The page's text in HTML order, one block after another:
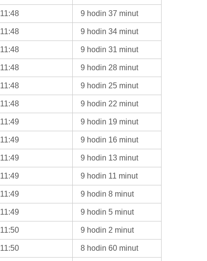
11:48 9 hodin 37 minut
11:48 9 hodin 34 minut
11:48 9 hodin 31 minut
11:48 9 hodin 28 minut
11:48 9 hodin 25 minut
11:48 9 hodin 22 minut
11:49 9 hodin 19 minut
11:49 9 hodin 16 minut
11:49 9 hodin 13 minut
11:49 9 hodin 11 minut
11:49 9 hodin 8 minut
11:49 9 hodin 5 minut
11:50 9 hodin 2 minut
11:50 8 hodin 60 minut